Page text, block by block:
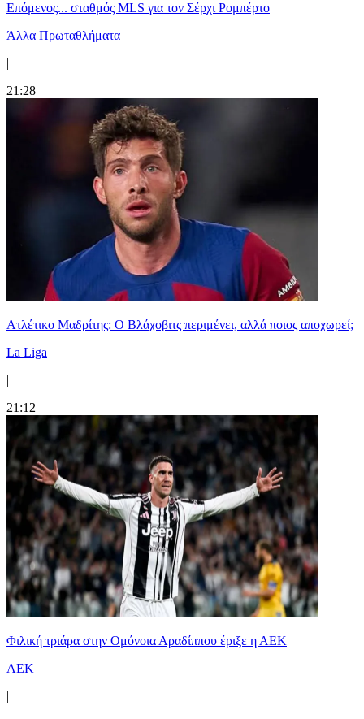
Επόμενος... σταθμός MLS για τον Σέρχι Ρομπέρτο
Άλλα Πρωταθλήματα
|
21:28
Ατλέτικο Μαδρίτης: Ο Βλάχοβιτς περιμένει, αλλά ποιος αποχωρεί;
La Liga
|
21:12
Φιλική τριάρα στην Ομόνοια Αραδίππου έριξε η ΑΕΚ
ΑΕΚ
|